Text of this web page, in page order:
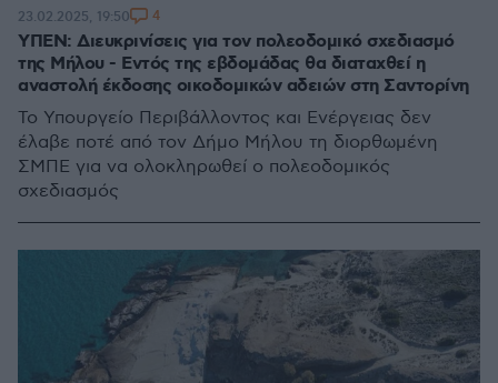
ΥΠΕΝ: Διευκρινίσεις για τον πολεοδομικό σχεδιασμό
της Μήλου - Εντός της εβδομάδας θα διαταχθεί η
αναστολή έκδοσης οικοδομικών αδειών στη Σαντορίνη
Το Υπουργείο Περιβάλλοντος και Ενέργειας δεν
έλαβε ποτέ από τον Δήμο Μήλου τη διορθωμένη
ΣΜΠΕ για να ολοκληρωθεί ο πολεοδομικός
σχεδιασμός
23.02.2025, 19:50 4